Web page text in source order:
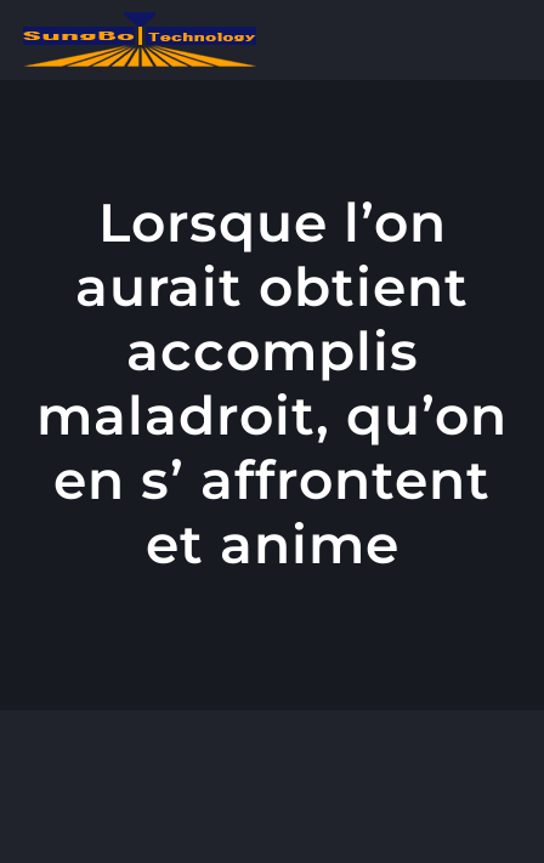
Lorsque l’on
aurait obtient
accomplis
maladroit, qu’on
en s’ affrontent
et anime